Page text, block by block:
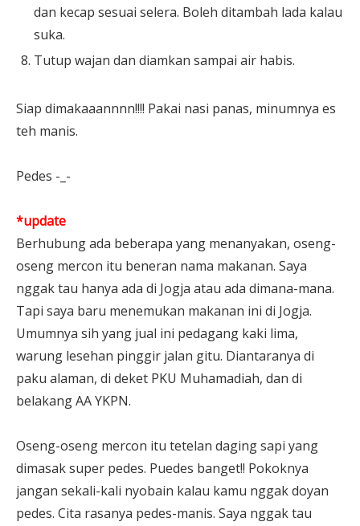
dan kecap sesuai selera. Boleh ditambah lada kalau
suka.
Tutup wajan dan diamkan sampai air habis.
Siap dimakaaannnn!!!! Pakai nasi panas, minumnya es
teh manis.
Pedes -_-
*update
Berhubung ada beberapa yang menanyakan, oseng-
oseng mercon itu beneran nama makanan. Saya
nggak tau hanya ada di Jogja atau ada dimana-mana.
Tapi saya baru menemukan makanan ini di Jogja.
Umumnya sih yang jual ini pedagang kaki lima,
warung lesehan pinggir jalan gitu. Diantaranya di
paku alaman, di deket PKU Muhamadiah, dan di
belakang AA YKPN.
Oseng-oseng mercon itu tetelan daging sapi yang
dimasak super pedes. Puedes banget!! Pokoknya
jangan sekali-kali nyobain kalau kamu nggak doyan
pedes. Cita rasanya pedes-manis. Saya nggak tau